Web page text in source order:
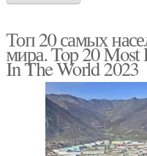
Топ 20 самых
мира. Top 20 Most
In The World 2023